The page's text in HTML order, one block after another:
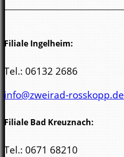
Filiale Ingelheim:
Tel.: 06132 2686
info@zweirad-rosskopp.de
Filiale Bad Kreuznach:
Tel.: 0671 68210